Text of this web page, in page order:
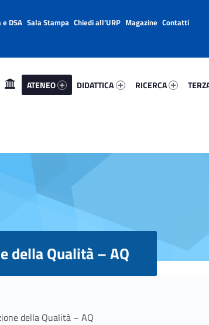
ATENEO
DIDATTICA
RICERCA
DSA Sala Stampa Chiedi all’URP Magazine Contatti
della Qualità – AQ
della Qualità – AQ